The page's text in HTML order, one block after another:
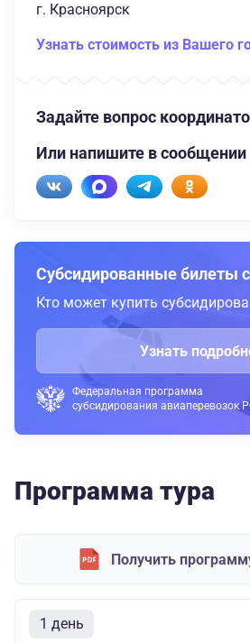
г. Красноярск
Узнать стоимость из Вашего
Задайте вопрос
Или напишите в сообщении
Субсидированные билеты
Кто может купить
Узнать
Федеральная программа
субсидирования авиаперевозок
Программа тура
Получить
1 день